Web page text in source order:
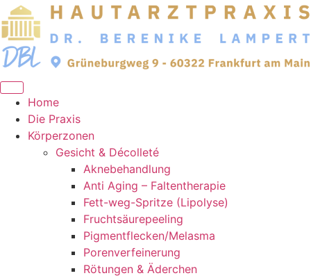
Zum
Inhalt
springen
Home
Die Praxis
Körperzonen
Gesicht & Décolleté
Aknebehandlung
Anti Aging – Faltentherapie
Fett-weg-Spritze (Lipolyse)
Fruchtsäurepeeling
Pigmentflecken/Melasma
Porenverfeinerung
Rötungen & Äderchen